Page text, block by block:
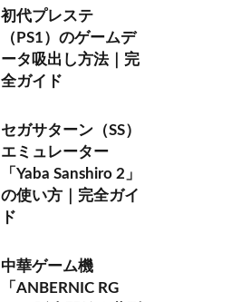
初代プレステ
（PS1）のゲームデ
ータ吸出し方法｜完
全ガイド
セガサターン（SS）
エミュレーター
「Yaba Sanshiro 2」
の使い方｜完全ガイ
ド
中華ゲーム機
「ANBERNIC RG